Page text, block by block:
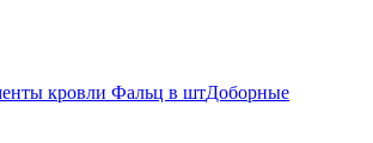
кровли Фальц в штДоборные